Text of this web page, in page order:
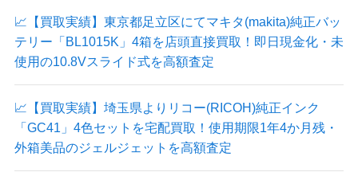
📈【買取実績】東京都足立区にてマキタ(makita)純正バッ
テリー「BL1015K」4箱を店頭直接買取！即日現金化・未
使用の10.8Vスライド式を高額査定
📈【買取実績】埼玉県よりリコー(RICOH)純正インク
「GC41」4色セットを宅配買取！使用期限1年4か月残・
外箱美品のジェルジェットを高額査定